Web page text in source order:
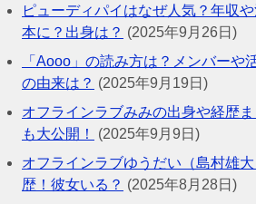
ピューディパイはなぜ人気？年収
本に？出身は？ (2025年9月26日)
「Aooo」の読み方は？メンバーや
の由来は？ (2025年9月19日)
オフラインラブみみの出身や経歴
も大公開！
(2025年9月9日)
オフラインラブゆうだい（島村雄
歴！彼女いる？ (2025年8月28日)